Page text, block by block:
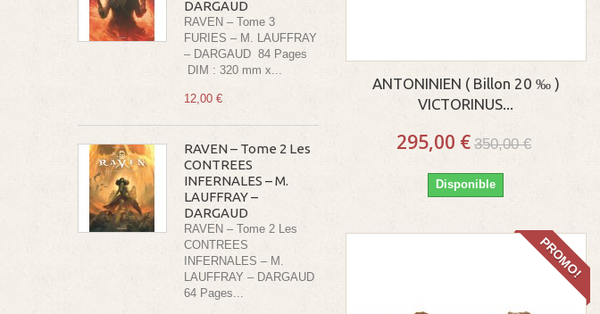
DARGAUD
RAVEN – Tome 3
FURIES – M. LAUFFRAY
– DARGAUD 84 Pages
DIM : 320 mm x...
12,00 €
RAVEN – Tome 2 Les
CONTREES
INFERNALES – M.
LAUFFRAY –
DARGAUD
RAVEN – Tome 2 Les
CONTREES
INFERNALES – M.
LAUFFRAY – DARGAUD
64 Pages...
ANTONINIEN ( Billon 20 ‰ )
VICTORINUS...
295,00 € 350,00 €
Disponible
PROMO!